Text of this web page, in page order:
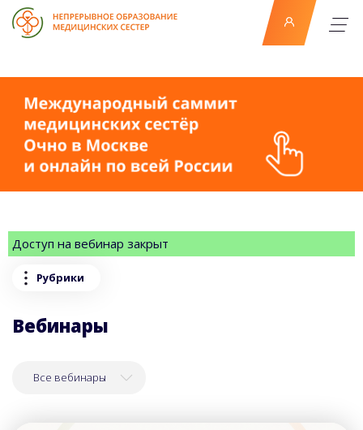
Доступ на вебинар закрыт
Рубрики
Вебинары
Все вебинары